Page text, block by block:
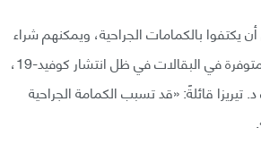
يكتفوا بالكمامات الجراحية، ويمكنهم شراء
صندوق مليء بها، فهي متوفرة في البقالات في ظل انتشار كوفيد-19،
قائلةً: «قد تسبب الكمامة الجراحية